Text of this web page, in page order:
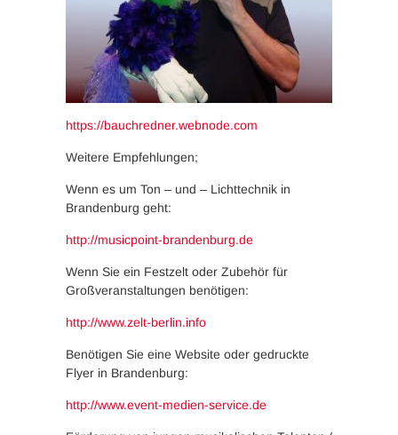
https://bauchredner.webnode.com
Weitere Empfehlungen;
Wenn es um Ton – und – Lichttechnik in
Brandenburg geht:
http://musicpoint-brandenburg.de
Wenn Sie ein Festzelt oder Zubehör für
Großveranstaltungen benötigen:
http://www.zelt-berlin.info
Benötigen Sie eine Website oder gedruckte
Flyer in Brandenburg:
http://www.event-medien-service.de